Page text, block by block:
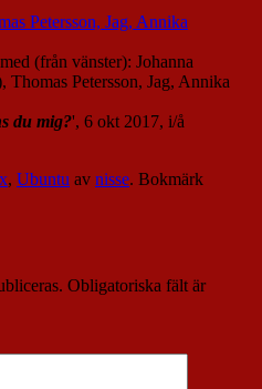
(från vänster): Johanna
Petersson, Jag, Annika
du mig?', 6 okt 2017, i/å
, Ubuntu av nisse. Bokmärk
Obligatoriska fält är